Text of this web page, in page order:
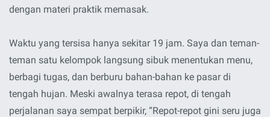
dengan materi praktik memasak.
Waktu yang tersisa hanya sekitar 19 jam. Saya dan teman-
teman satu kelompok langsung sibuk menentukan menu,
berbagi tugas, dan berburu bahan-bahan ke pasar di
tengah hujan. Meski awalnya terasa repot, di tengah
perjalanan saya sempat berpikir, “Repot-repot gini seru juga